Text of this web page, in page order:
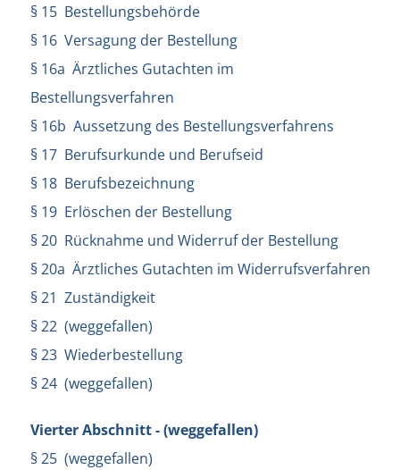
§ 15 Bestellungsbehörde
§ 16 Versagung der Bestellung
§ 16a Ärztliches Gutachten im
Bestellungsverfahren
§ 16b Aussetzung des Bestellungsverfahrens
§ 17 Berufsurkunde und Berufseid
§ 18 Berufsbezeichnung
§ 19 Erlöschen der Bestellung
§ 20 Rücknahme und Widerruf der Bestellung
§ 20a Ärztliches Gutachten im Widerrufsverfahren
§ 21 Zuständigkeit
§ 22 (weggefallen)
§ 23 Wiederbestellung
§ 24 (weggefallen)
Vierter Abschnitt - (weggefallen)
§ 25 (weggefallen)